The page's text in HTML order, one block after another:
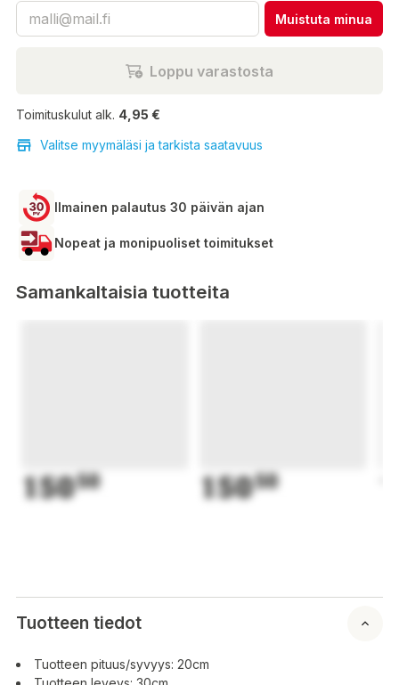
Muistuta minua
Loppu varastosta
Toimituskulut alk. 4,95 €
Valitse myymäläsi ja tarkista saatavuus
Ilmainen palautus 30 päivän ajan
Nopeat ja monipuoliset toimitukset
Samankaltaisia tuotteita
15050 15050
Tuotteen tiedot
Tuotteen pituus/syvyys: 20cm